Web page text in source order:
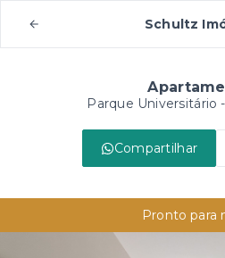
Schultz
Parque Universitário
Compartilhar
Pronto para